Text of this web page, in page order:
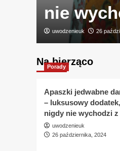
nie
uwodzenieuk 26
Na bierząco
Porady
Apaszki jedwabne
– luksusowy
nigdy nie wychodzi
uwodzenieuk
26 października, 2024